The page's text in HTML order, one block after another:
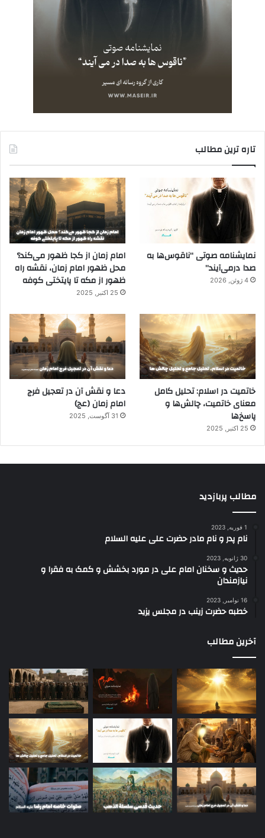
تاره ترین مطالب
نمایشنامه صوتی “ناقوس‌ها به
صدا در‌می‌آیند”
4 ژوئن, 2026
امام زمان از کجا ظهور می‌کند؟
محل ظهور امام زمان، نقشه راه
ظهور از مکه تا پایتختی کوفه
25 اکتبر, 2025
خاتمیت در اسلام: تحلیل کامل
معنای خاتمیت، چالش‌ها و
پاسخ‌ها
25 اکتبر, 2025
دعا و نقش آن در تعجیل فرج
امام زمان (عج)
31 آگوست, 2025
مطالب پربازدید
1 فوریه, 2023
نام پدر و نام مادر حضرت علی علیه السلام
30 ژانویه, 2023
حدیث و سخنان امام علی در مورد بخشش و کمک به فقرا و
نیازمندان
16 نوامبر, 2023
خطبه حضرت زینب در مجلس یزید
آخرین مطالب